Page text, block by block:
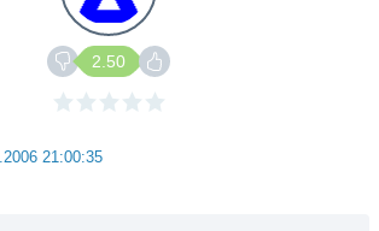
2.50
21:00:35